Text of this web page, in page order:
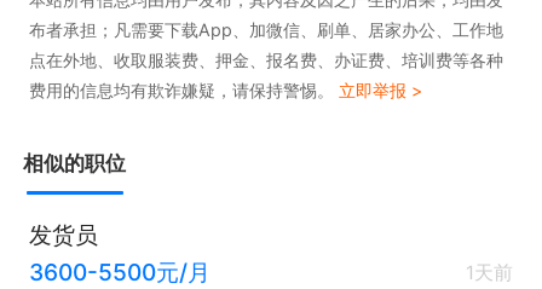
布者承担；凡需要下载App、加微信、刷单、居家办公、工作地
点在外地、收取服装费、押金、报名费、办证费、培训费等各种
费用的信息均有欺诈嫌疑，请保持警惕。 立即举报 >
相似的职位
发货员
3600-5500元/月
1天前